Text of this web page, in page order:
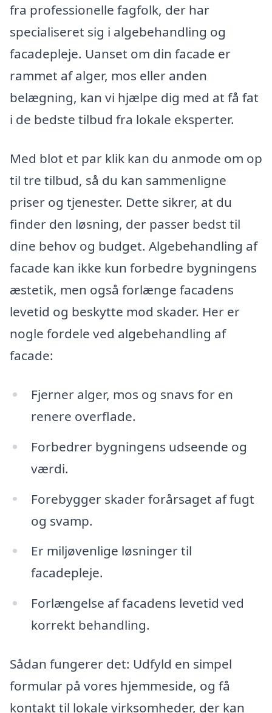
fra professionelle fagfolk, der har
specialiseret sig i algebehandling og
facadepleje. Uanset om din facade er
rammet af alger, mos eller anden
belægning, kan vi hjælpe dig med at få fat
i de bedste tilbud fra lokale eksperter.
Med blot et par klik kan du anmode om op
til tre tilbud, så du kan sammenligne
priser og tjenester. Dette sikrer, at du
finder den løsning, der passer bedst til
dine behov og budget. Algebehandling af
facade kan ikke kun forbedre bygningens
æstetik, men også forlænge facadens
levetid og beskytte mod skader. Her er
nogle fordele ved algebehandling af
facade:
Fjerner alger, mos og snavs for en
renere overflade.
Forbedrer bygningens udseende og
værdi.
Forebygger skader forårsaget af fugt
og svamp.
Er miljøvenlige løsninger til
facadepleje.
Forlængelse af facadens levetid ved
korrekt behandling.
Sådan fungerer det: Udfyld en simpel
formular på vores hjemmeside, og få
kontakt til lokale virksomheder, der kan